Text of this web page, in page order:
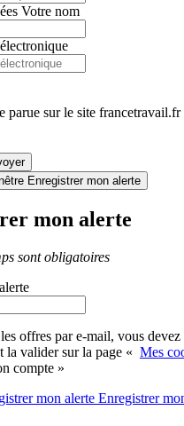
Votre nom
parue sur le site francetravail.fr
Enregistrer mon alerte
mon alerte
sont obligatoires
offres par e-mail, vous devez
la valider sur la page « Mes
compte »
mon alerte Enregistrer